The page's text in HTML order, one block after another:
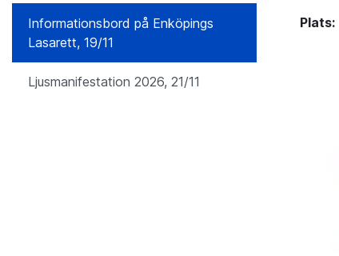
Informationsbord på Enköpings
Lasarett, 19/11
Ljusmanifestation 2026, 21/11
Plats: